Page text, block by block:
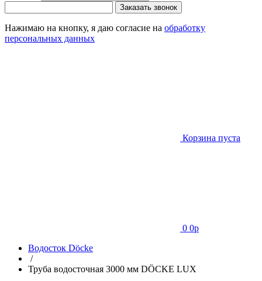
Заказать звонок
Нажимаю на кнопку, я даю согласие на обработку
персональных данных
Корзина пуста
0 0p
Водосток Döcke
/
Труба водосточная 3000 мм DÖCKE LUX